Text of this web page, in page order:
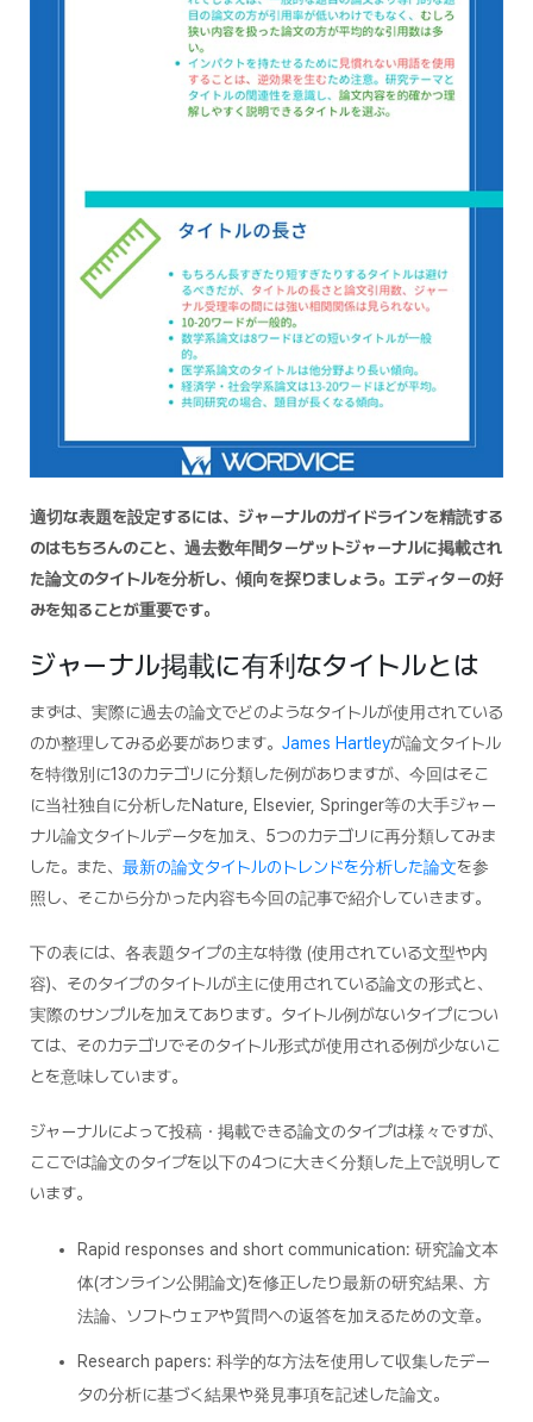
適切な表題を設定するには、ジャーナルのガイドラインを精読する
のはもちろんのこと、過去数年間ターゲットジャーナルに掲載され
た論文のタイトルを分析し、傾向を探りましょう。エディターの好
みを知ることが重要です。
ジャーナル掲載に有利なタイトルとは
まずは、実際に過去の論文でどのようなタイトルが使用されている
のか整理してみる必要があります。 James Hartleyが論文タイトル
を特徴別に13のカテゴリに分類した例がありますが、今回はそこ
に当社独自に分析したNature, Elsevier, Springer等の大手ジャー
ナル論文タイトルデータを加え、5つのカテゴリに再分類してみま
した。また、 最新の論文タイトルのトレンドを分析した論文を参
照し、そこから分かった内容も今回の記事で紹介していきます。
下の表には、各表題タイプの主な特徴 (使用されている文型や内
容)、そのタイプのタイトルが主に使用されている論文の形式と、
実際のサンプルを加えてあります。タイトル例がないタイプについ
ては、そのカテゴリでそのタイトル形式が使用される例が少ないこ
とを意味しています。
ジャーナルによって投稿・掲載できる論文のタイプは様々ですが、
ここでは論文のタイプを以下の4つに大きく分類した上で説明して
います。
Rapid responses and short communication: 研究論文本
体(オンライン公開論文)を修正したり最新の研究結果、方
法論、ソフトウェアや質問への返答を加えるための文章。
Research papers: 科学的な方法を使用して収集したデー
タの分析に基づく結果や発見事項を記述した論文。